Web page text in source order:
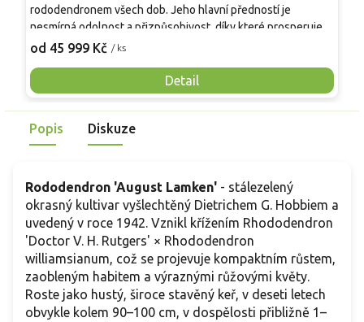
od 45 999 Kč / ks
Detail
rododendronem všech dob. Jeho hlavní předností je
nesmírná odolnost a přizpůsobivost, díky které prosperuje i
v zahradách, kde jiné rododendrony živoří. Keř dorůstá do
zelenou stěnu. V květnu vás zaplaví jemným mořem
pastelově růžových květů, které mají tu úžasnou vlastnost,
že na slunci jen tak nevyblednou. Díky své extrémní
mrazuvzdornosti (-30 °C) je to ideální volba pro začátečníky
nebo pro majitele zahrad v mrazových kotlinách. V zahradě
stejně dobře v létě jako pod sněhovou peřinou.
Popis Diskuze
Rododendron 'August Lamken' - stálezelený
okrasný kultivar vyšlechtěný Dietrichem G. Hobbiem a
uvedený v roce 1942. Vznikl křížením Rhododendron
'Doctor V. H. Rutgers' × Rhododendron
williamsianum, což se projevuje kompaktním růstem,
zaobleným habitem a výraznými růžovými květy.
Roste jako hustý, široce stavěný keř, v deseti letech
obvykle kolem 90–100 cm, v dospělosti přibližně 1–